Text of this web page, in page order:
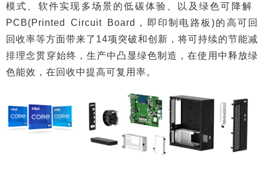
模式、软件实现多场景的低碳体验、以及绿色可降解
PCB(Printed Circuit Board，即印制电路板)的高可回
回收率等方面带来了14项突破和创新，将可持续的节能减
排理念贯穿始终，生产中凸显绿色制造，在使用中释放绿
色能效，在回收中提高可复用率。